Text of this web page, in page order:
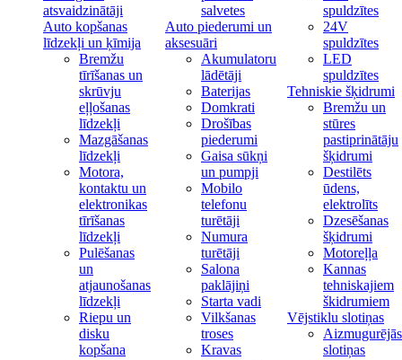
atsvaidzinātāji
Auto kopšanas
līdzekļi un ķīmija
Bremžu
tīrīšanas un
skrūvju
eļļošanas
līdzekļi
Mazgāšanas
līdzekļi
Motora,
kontaktu un
elektronikas
tīrīšanas
līdzekļi
Pulēšanas
un
atjaunošanas
līdzekļi
Riepu un
disku
kopšana
salvetes
Auto piederumi un
aksesuāri
Akumulatoru
lādētāji
Baterijas
Domkrati
Drošības
piederumi
Gaisa sūkņi
un pumpji
Mobilo
telefonu
turētāji
Numura
turētāji
Salona
paklājiņi
Starta vadi
Vilkšanas
troses
Kravas
spuldzītes
24V
spuldzītes
LED
spuldzītes
Tehniskie šķidrumi
Bremžu un
stūres
pastiprinātāju
šķidrumi
Destilēts
ūdens,
elektrolīts
Dzesēšanas
šķidrumi
Motoreļļa
Kannas
tehniskajiem
škidrumiem
Vējstiklu slotiņas
Aizmugurējās
slotiņas